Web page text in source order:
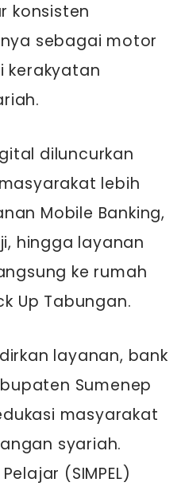
konsisten
sebagai motor
kerakyatan
diluncurkan
lebih
Mobile Banking,
hingga layanan
ke rumah
Up Tabungan.
layanan, bank
Sumenep
masyarakat
syariah.
(SIMPEL)